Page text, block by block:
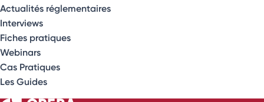
Actualités réglementaires
Interviews
Fiches pratiques
Webinars
Cas Pratiques
Les Guides